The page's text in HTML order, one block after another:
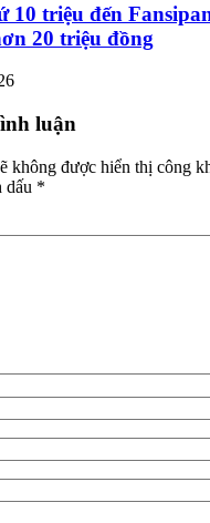
10 triệu đến
20 triệu đồng
luận
không được hiển thị công
dấu *